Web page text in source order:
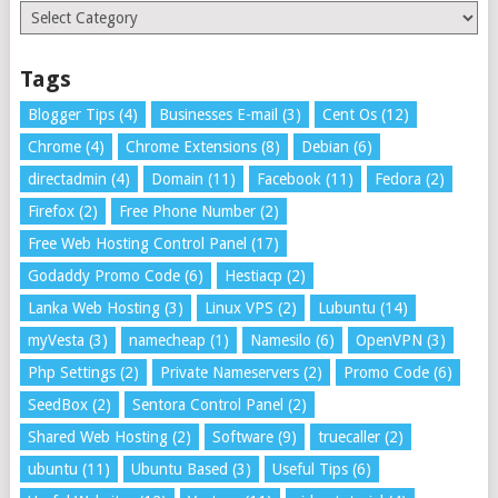
Categories
Tags
Blogger Tips(4) Businesses E-mail (3) Cent Os(12)
Chrome(4) Chrome Extensions(8) Debian (6)
directadmin (4) Domain (11) Facebook (11) Fedora (2)
Firefox(2) Free Phone Number(2)
Free Web Hosting Control Panel (17)
Godaddy Promo Code(6) Hestiacp (2)
Lanka Web Hosting(3) Linux VPS (2) Lubuntu (14)
myVesta (3) namecheap (1) Namesilo (6) OpenVPN (3)
Php Settings(2) Private Nameservers(2) Promo Code(6)
SeedBox(2) Sentora Control Panel (2)
Shared Web Hosting(2) Software(9) truecaller(2)
ubuntu (11) Ubuntu Based (3) Useful Tips(6)